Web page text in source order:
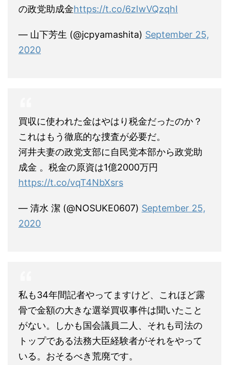
の政党助成金https://t.co/6zIwVQzqhI
— 山下芳生 (@jcpyamashita) September 25,
2020
買収に使われた金はやはり税金だったのか？
これはもう徹底的な捜査が必要だ。
河井夫妻の政党支部に自民党本部から政党助
成金 。税金の原資は1億2000万円
https://t.co/vqT4NbXsrs
— 清水 潔 (@NOSUKE0607) September 25,
2020
私も34年間記者やってますけど、これほど露
骨で金額の大きな選挙買収事件は聞いたこと
がない。しかも国会議員二人、それも司法の
トップである法務大臣経験者がそれをやって
いる。おそるべき荒廃です。